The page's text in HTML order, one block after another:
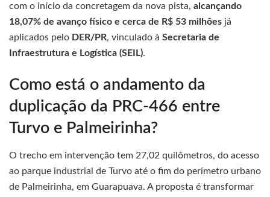
com o início da concretagem da nova pista, alcançando
18,07% de avanço físico e cerca de R$ 53 milhões já
aplicados pelo DER/PR, vinculado à Secretaria de
Infraestrutura e Logística (SEIL).
Como está o andamento da
duplicação da PRC-466 entre
Turvo e Palmeirinha?
O trecho em intervenção tem 27,02 quilômetros, do acesso
ao parque industrial de Turvo até o fim do perímetro urbano
de Palmeirinha, em Guarapuava. A proposta é transformar